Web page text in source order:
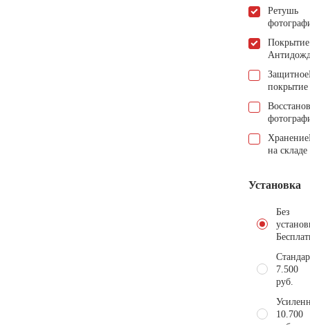
Ретушь
Покрытие
Защитное
покрытие
Хранение
на складе
Установка
Без
7.500
руб.
10.700